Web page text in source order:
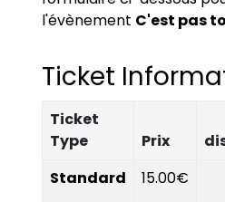
l'évènement C'est pas
Ticket
Ticket
Type
Prix
Standard
15.00€